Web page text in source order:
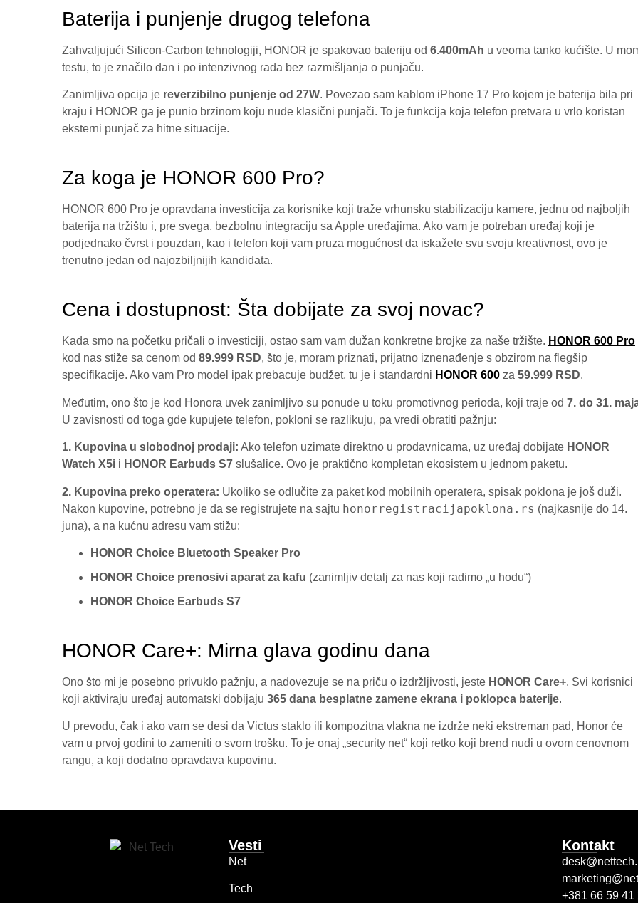
Baterija i punjenje drugog telefona
Zahvaljujući Silicon-Carbon tehnologiji, HONOR je spakovao bateriju od 6.400mAh u veoma tanko kućište. U
testu, to je značilo dan i po intenzivnog rada bez razmišljanja o punjaču.
Zanimljiva opcija je reverzibilno punjenje od 27W. Povezao sam kablom iPhone 17 Pro kojem je baterija bila pri
kraju i HONOR ga je punio brzinom koju nude klasični punjači. To je funkcija koja telefon pretvara u vrlo koristan
eksterni punjač za hitne situacije.
Za koga je HONOR 600 Pro?
HONOR 600 Pro je opravdana investicija za korisnike koji traže vrhunsku stabilizaciju kamere, jednu od najboljih
baterija na tržištu i, pre svega, bezbolnu integraciju sa Apple uređajima. Ako vam je potreban uređaj koji je
podjednako čvrst i pouzdan, kao i telefon koji vam pruza mogućnost da iskažete svu svoju kreativnost, ovo je
trenutno jedan od najozbiljnijih kandidata.
Cena i dostupnost: Šta dobijate za svoj novac?
Kada smo na početku pričali o investiciji, ostao sam vam dužan konkretne brojke za naše tržište. HONOR 600 Pro
kod nas stiže sa cenom od 89.999 RSD, što je, moram priznati, prijatno iznenađenje s obzirom na flegšip
specifikacije. Ako vam Pro model ipak prebacuje budžet, tu je i standardni HONOR 600 za 59.999 RSD.
Međutim, ono što je kod Honora uvek zanimljivo su ponude u toku promotivnog perioda, koji traje od 7. do 31.
U zavisnosti od toga gde kupujete telefon, pokloni se razlikuju, pa vredi obratiti pažnju:
1. Kupovina u slobodnoj prodaji: Ako telefon uzimate direktno u prodavnicama, uz uređaj dobijate HONOR
Watch X5i i HONOR Earbuds S7 slušalice. Ovo je praktično kompletan ekosistem u jednom paketu.
2. Kupovina preko operatera: Ukoliko se odlučite za paket kod mobilnih operatera, spisak poklona je još duži.
Nakon kupovine, potrebno je da se registrujete na sajtu honorregistracijapoklona.rs (najkasnije do 14.
juna), a na kućnu adresu vam stižu:
HONOR Choice Bluetooth Speaker Pro
HONOR Choice prenosivi aparat za kafu (zanimljiv detalj za nas koji radimo „u hodu“)
HONOR Choice Earbuds S7
HONOR Care+: Mirna glava godinu dana
Ono što mi je posebno privuklo pažnju, a nadovezuje se na priču o izdržljivosti, jeste HONOR Care+. Svi korisnici
koji aktiviraju uređaj automatski dobijaju 365 dana besplatne zamene ekrana i poklopca baterije.
U prevodu, čak i ako vam se desi da Victus staklo ili kompozitna vlakna ne izdrže neki ekstreman pad, Honor će
vam u prvoj godini to zameniti o svom trošku. To je onaj „security net“ koji retko koji brend nudi u ovom cenovnom
rangu, a koji dodatno opravdava kupovinu.
Vesti
Net
Tech
Kontakt
+381 66 59 41